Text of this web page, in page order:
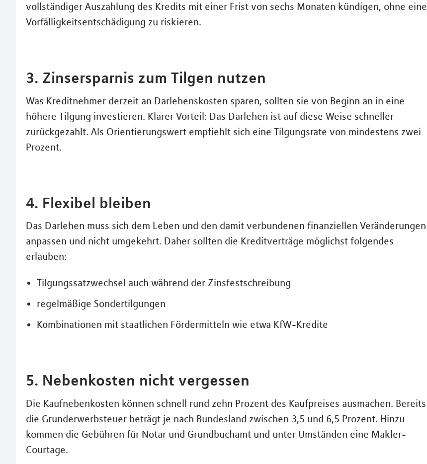
vollständiger Auszahlung des Kredits mit einer Frist von sechs Monaten kündigen, ohne eine
Vorfälligkeitsentschädigung zu riskieren.
3. Zinsersparnis zum Tilgen nutzen
Was Kreditnehmer derzeit an Darlehenskosten sparen, sollten sie von Beginn an in eine
höhere Tilgung investieren. Klarer Vorteil: Das Darlehen ist auf diese Weise schneller
zurückgezahlt. Als Orientierungswert empfiehlt sich eine Tilgungsrate von mindestens zwei
Prozent.
4. Flexibel bleiben
Das Darlehen muss sich dem Leben und den damit verbundenen finanziellen Veränderungen
anpassen und nicht umgekehrt. Daher sollten die Kreditverträge möglichst folgendes
erlauben:
Tilgungssatzwechsel auch während der Zinsfestschreibung
regelmäßige Sondertilgungen
Kombinationen mit staatlichen Fördermitteln wie etwa KfW-Kredite
5. Nebenkosten nicht vergessen
Die Kaufnebenkosten können schnell rund zehn Prozent des Kaufpreises ausmachen. Bereits
die Grunderwerbsteuer beträgt je nach Bundesland zwischen 3,5 und 6,5 Prozent. Hinzu
kommen die Gebühren für Notar und Grundbuchamt und unter Umständen eine Makler-
Courtage.